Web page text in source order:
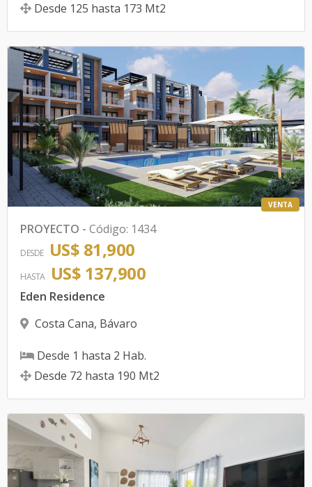
Desde 125 hasta 173 Mt2
VENTA
PROYECTO - Código: 1434
DESDE US$ 81,900
HASTA US$ 137,900
Eden Residence
Costa Cana, Bávaro
Desde 1 hasta 2 Hab.
Desde 72 hasta 190 Mt2